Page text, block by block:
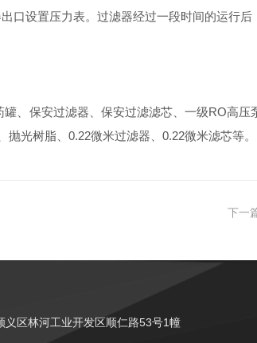
口设置压力表。过滤器经过一段时间的运行
、保安过滤器、保安过滤滤芯、一级RO高压
光树脂、0.22微米过滤器、0.22微米滤芯等。
下一
义区林河工业开发区顺仁路53号1幢